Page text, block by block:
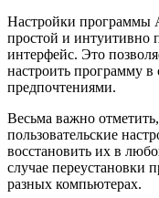
Настройки программы
простой и интуитивно
интерфейс. Это
настроить программу в
предпочтениями.
Весьма важно
пользовательские
восстановить их в
случае переустановки
разных компьютерах.